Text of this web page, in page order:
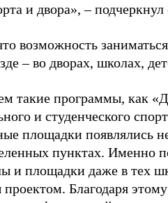
и двора», – подчеркнул
возможность
– во дворах, школах,
такие программы, как
и студенческого
площадки появлялись
пунктах. Именно
и площадки даже в тех
Благодаря